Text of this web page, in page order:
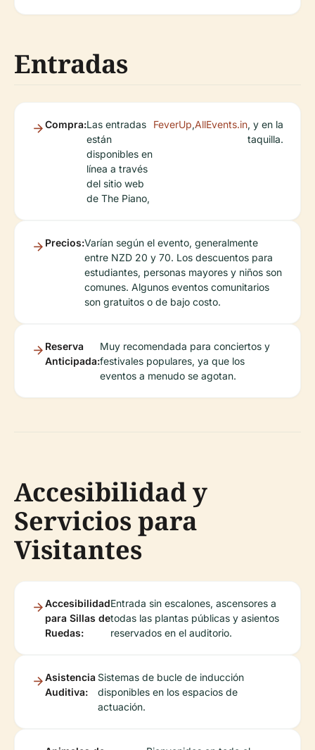
Entradas
Compra:Las entradas
están
disponibles en
línea a través
del sitio web
de The Piano,
FeverUp,AllEvents.in, y en la
taquilla.
Precios:Varían según el evento, generalmente
entre NZD 20 y 70. Los descuentos para
estudiantes, personas mayores y niños son
comunes. Algunos eventos comunitarios
son gratuitos o de bajo costo.
Reserva
Anticipada:
Muy recomendada para conciertos y
festivales populares, ya que los
eventos a menudo se agotan.
Accesibilidad y
Servicios para
Visitantes
Accesibilidad
para Sillas de
Ruedas:
Entrada sin escalones, ascensores a
todas las plantas públicas y asientos
reservados en el auditorio.
Asistencia
Auditiva:
Sistemas de bucle de inducción
disponibles en los espacios de
actuación.